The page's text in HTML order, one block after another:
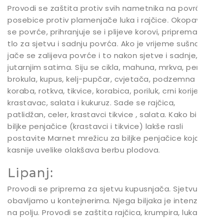
Provodi se zaštita protiv svih nametnika na povrću,
posebice protiv plamenjače luka i rajčice. Okopava
se povrće, prihranjuje se i plijeve korovi, priprema se
tlo za sjetvu i sadnju povrća. Ako je vrijeme sušno,
jače se zalijeva povrće i to nakon sjetve i sadnje, u
jutarnjim satima. Siju se cikla, mahuna, mrkva, peršin,
brokula, kupus, kelj-pupčar, cvjetača, podzemna
koraba, rotkva, tikvice, korabica, poriluk, crni korijen,
krastavac, salata i kukuruz. Sade se rajčica,
patlidžan, celer, krastavci tikvice , salata. Kako bi
biljke penjačice (krastavci i tikvice) lakše rasli
postavite Marnet mrežicu za biljke penjačice koja
kasnije uvelike olakšava berbu plodova.
Lipanj:
Provodi se priprema za sjetvu kupusnjača. Sjetvu
obavljamo u kontejnerima. Njega biljaka je intenzivna
na polju. Provodi se zaštita rajčica, krumpira, luka,